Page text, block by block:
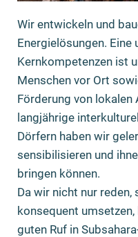
Wir entwickeln und
Energielösungen.
Kernkompetenzen ist
Menschen vor Ort
Förderung von
langjährige
Dörfern haben wir
sensibilisieren und
bringen können.
Da wir nicht nur
konsequent
guten Ruf in